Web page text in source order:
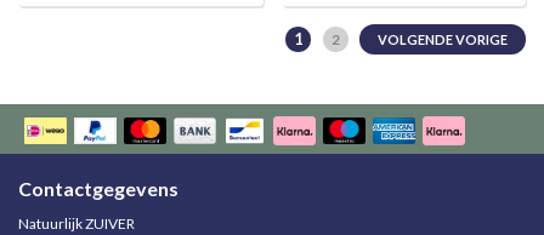
1 2 VOLGENDE VORIGE
Contactgegevens
Natuurlijk ZUIVER